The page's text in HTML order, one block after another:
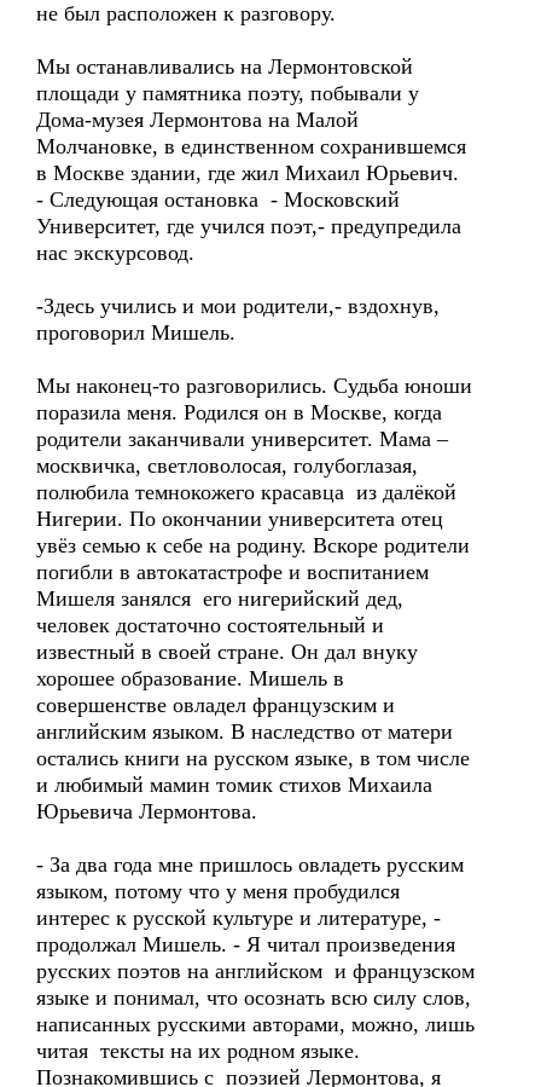
не был расположен к разговору.
Мы останавливались на Лермонтовской
площади у памятника поэту, побывали у
Дома-музея Лермонтова на Малой
Молчановке, в единственном сохранившемся
в Москве здании, где жил Михаил Юрьевич.
- Следующая остановка - Московский
Университет, где учился поэт,- предупредила
нас экскурсовод.
-Здесь учились и мои родители,- вздохнув,
проговорил Мишель.
Мы наконец-то разговорились. Судьба юноши
поразила меня. Родился он в Москве, когда
родители заканчивали университет. Мама –
москвичка, светловолосая, голубоглазая,
полюбила темнокожего красавца из далёкой
Нигерии. По окончании университета отец
увёз семью к себе на родину. Вскоре родители
погибли в автокатастрофе и воспитанием
Мишеля занялся его нигерийский дед,
человек достаточно состоятельный и
известный в своей стране. Он дал внуку
хорошее образование. Мишель в
совершенстве овладел французским и
английским языком. В наследство от матери
остались книги на русском языке, в том числе
и любимый мамин томик стихов Михаила
Юрьевича Лермонтова.
- За два года мне пришлось овладеть русским
языком, потому что у меня пробудился
интерес к русской культуре и литературе, -
продолжал Мишель. - Я читал произведения
русских поэтов на английском и французском
языке и понимал, что осознать всю силу слов,
написанных русскими авторами, можно, лишь
читая тексты на их родном языке.
Познакомившись с поэзией Лермонтова, я